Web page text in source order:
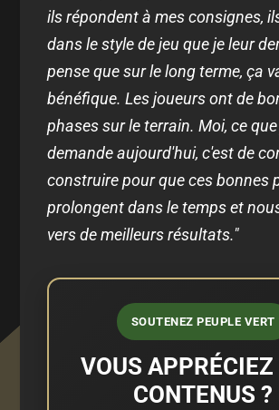
ils répondent à mes consignes,
dans le style de jeu que je leur
pense que sur le long terme, ça
bénéfique. Les joueurs ont de
phases sur le terrain. Moi, ce
demande aujourd'hui, c'est de
construire pour que ces bonnes
prolongent dans le temps et
vers de meilleurs résultats."
SOUTENEZ PEUPLE VERT
VOUS APPRÉCIEZ
CONTENUS ?